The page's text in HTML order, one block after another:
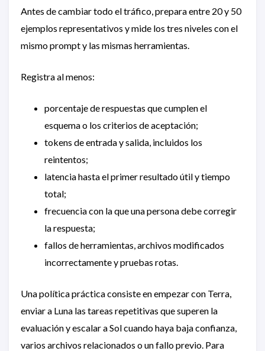
Antes de cambiar todo el tráfico, prepara entre 20 y 50
ejemplos representativos y mide los tres niveles con el
mismo prompt y las mismas herramientas.
Registra al menos:
porcentaje de respuestas que cumplen el
esquema o los criterios de aceptación;
tokens de entrada y salida, incluidos los
reintentos;
latencia hasta el primer resultado útil y tiempo
total;
frecuencia con la que una persona debe corregir
la respuesta;
fallos de herramientas, archivos modificados
incorrectamente y pruebas rotas.
Una política práctica consiste en empezar con Terra,
enviar a Luna las tareas repetitivas que superen la
evaluación y escalar a Sol cuando haya baja confianza,
varios archivos relacionados o un fallo previo. Para